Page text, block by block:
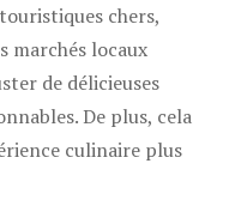
chers,
marchés locaux
de délicieuses
De plus, cela
culinaire plus